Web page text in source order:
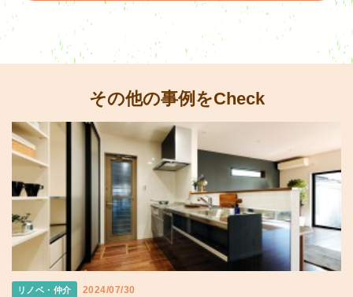
その他の事例をCheck
リノベ・仲介 2024/07/30